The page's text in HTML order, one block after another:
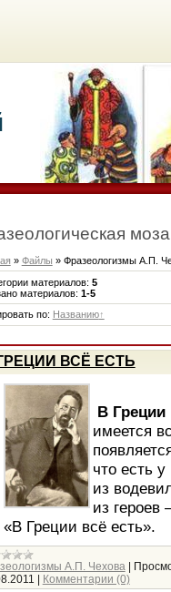
» Файлы » Фразеологизмы А.П.
материалов: 5
материалов: 1-5
по: Названию
ВСЁ ЕСТЬ
В Греции
имеется
что есть
из
из героев
«В Греции всё есть».
А.П. Чехова |
| Комментарии (0)